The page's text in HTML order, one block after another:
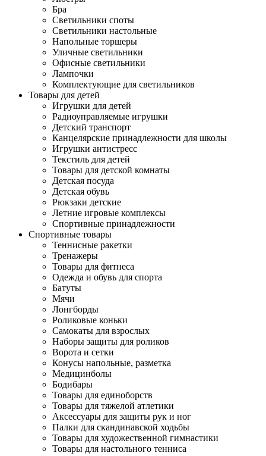
Бра
Светильники споты
Светильники настольные
Напольные торшеры
Уличные светильники
Офисные светильники
Лампочки
Комплектующие для светильников
Товары для детей
Игрушки для детей
Радиоуправляемые игрушки
Детский транспорт
Канцелярские принадлежности для школы
Игрушки антистресс
Текстиль для детей
Товары для детской комнаты
Детская посуда
Детская обувь
Рюкзаки детские
Летние игровые комплексы
Спортивные принадлежности
Спортивные товары
Теннисные ракетки
Тренажеры
Товары для фитнеса
Одежда и обувь для спорта
Батуты
Мячи
Лонгборды
Роликовые коньки
Самокаты для взрослых
Наборы защиты для роликов
Ворота и сетки
Конусы напольные, разметка
Медицинболы
Бодибары
Товары для единоборств
Товары для тяжелой атлетики
Аксессуары для защиты рук и ног
Палки для скандинавской ходьбы
Товары для художественной гимнастики
Товары для настольного тенниса